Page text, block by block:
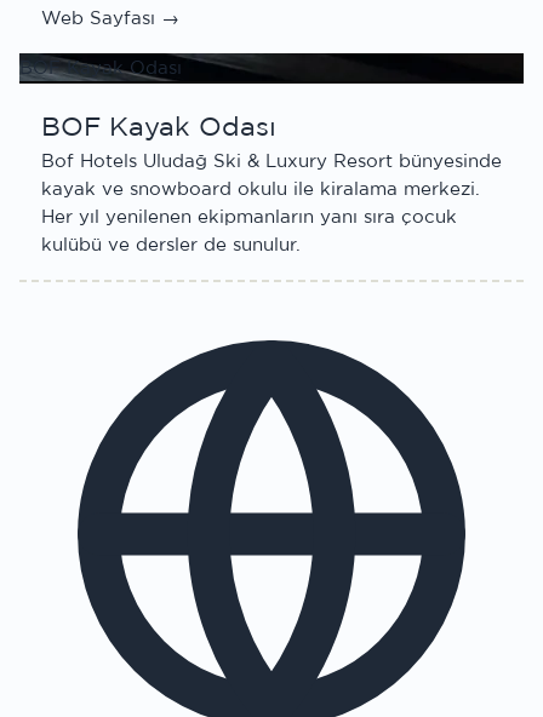
Web Sayfası →
BOF Kayak Odası
BOF Kayak Odası
Bof Hotels Uludağ Ski & Luxury Resort bünyesinde
kayak ve snowboard okulu ile kiralama merkezi.
Her yıl yenilenen ekipmanların yanı sıra çocuk
kulübü ve dersler de sunulur.